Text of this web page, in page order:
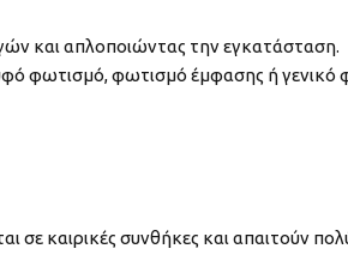
και απλοποιώντας την εγκατάσταση.
φωτισμό, φωτισμό έμφασης ή γενικό
σε καιρικές συνθήκες και απαιτούν